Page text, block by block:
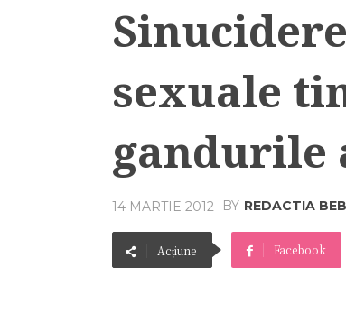
sexuale
gandurile
14 MARTIE 2012 BY REDACTIA
Acțiune Facebook